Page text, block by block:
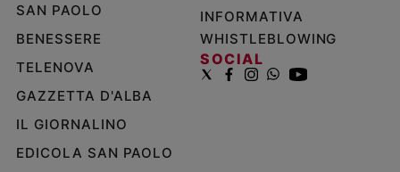
SAN PAOLO
BENESSERE
TELENOVA
GAZZETTA D'ALBA
IL GIORNALINO
EDICOLA SAN PAOLO
INFORMATIVA
WHISTLEBLOWING
SOCIAL